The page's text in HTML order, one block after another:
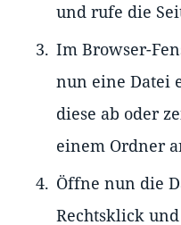
und rufe die
Im Browser-
nun eine Datei
diese ab oder
einem Ordner
Öffne nun die
Rechtsklick